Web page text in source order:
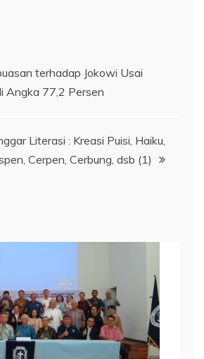
terhadap Jokowi Usai
Angka 77,2 Persen
Literasi : Kreasi Puisi, Haiku,
Cerpen, Cerbung, dsb (1)